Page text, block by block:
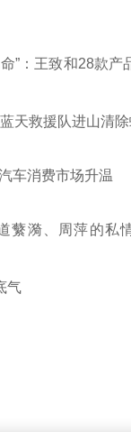
”：王致和28款产
天救援队进山清
车消费市场升温
蘩漪、周萍的私
气